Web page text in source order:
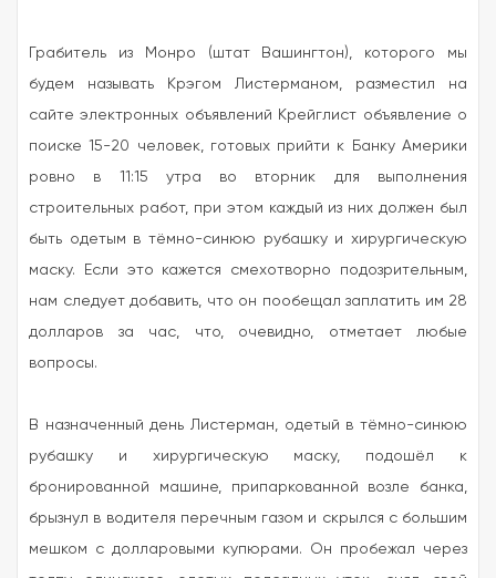
Грабитель из Монро (штат Вашингтон), которого мы
будем называть Крэгом Листерманом, разместил на
сайте электронных объявлений Крейглист объявление о
поиске 15-20 человек, готовых прийти к Банку Америки
ровно в 11:15 утра во вторник для выполнения
строительных работ, при этом каждый из них должен был
быть одетым в тёмно-синюю рубашку и хирургическую
маску. Если это кажется смехотворно подозрительным,
нам следует добавить, что он пообещал заплатить им 28
долларов за час, что, очевидно, отметает любые
вопросы.
В назначенный день Листерман, одетый в тёмно-синюю
рубашку и хирургическую маску, подошёл к
бронированной машине, припаркованной возле банка,
брызнул в водителя перечным газом и скрылся с большим
мешком с долларовыми купюрами. Он пробежал через